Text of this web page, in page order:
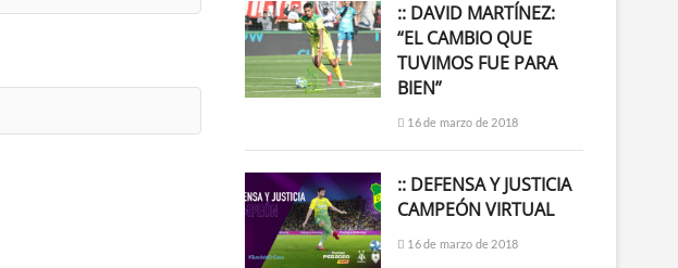
:: DAVID MARTÍNEZ:
“EL CAMBIO QUE
TUVIMOS FUE PARA
BIEN”
16 de marzo de 2018
:: DEFENSA Y JUSTICIA
CAMPEÓN VIRTUAL
16 de marzo de 2018